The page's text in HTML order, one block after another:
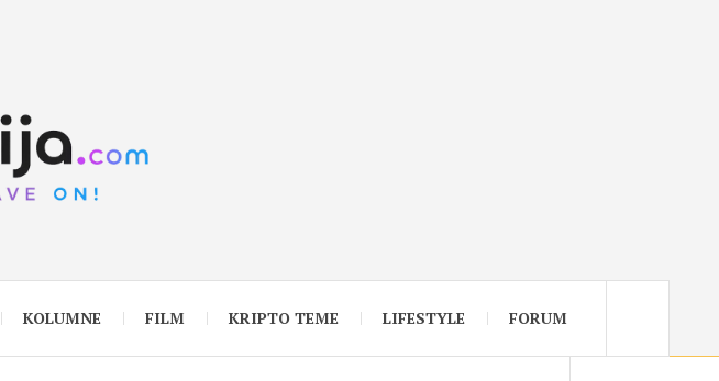
KOLUMNE FILM KRIPTO TEME LIFESTYLE FORUM